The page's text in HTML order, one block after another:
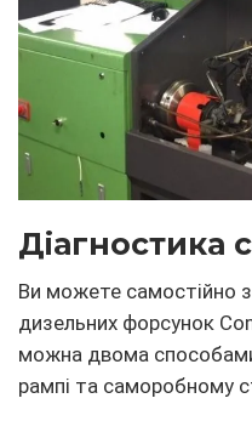
Діагностика
Ви можете самостійно
дизельних форсунок
можна двома
рампі та саморобному